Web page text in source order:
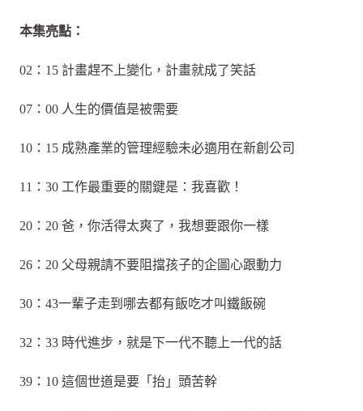
本集亮點：
02：15 計畫趕不上變化，計畫就成了笑話
07：00 人生的價值是被需要
10：15 成熟產業的管理經驗未必適用在新創公司
11：30 工作最重要的關鍵是：我喜歡！
20：20 爸，你活得太爽了，我想要跟你一樣
26：20 父母親請不要阻擋孩子的企圖心跟動力
30：43一輩子走到哪去都有飯吃才叫鐵飯碗
32：33 時代進步，就是下一代不聽上一代的話
39：10 這個世道是要「抬」頭苦幹